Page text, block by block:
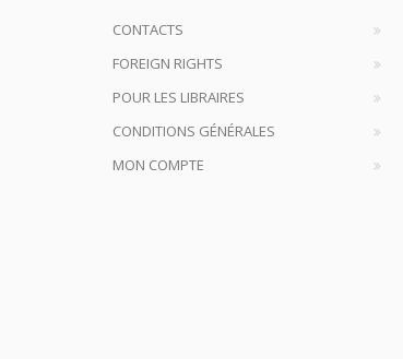
CONTACTS
FOREIGN RIGHTS
POUR LES LIBRAIRES
CONDITIONS GÉNÉRALES
MON COMPTE